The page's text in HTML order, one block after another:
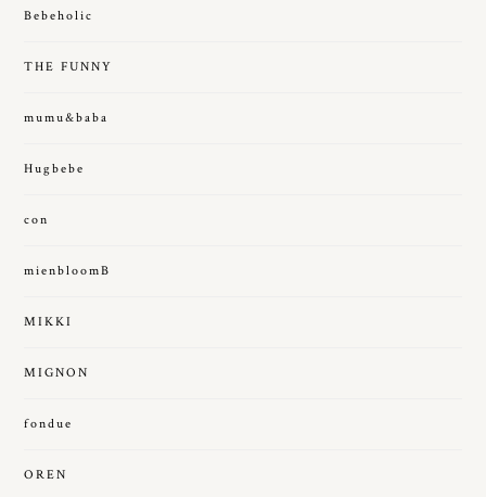
Bebeholic
THE FUNNY
mumu&baba
Hugbebe
con
mienbloomB
MIKKI
MIGNON
fondue
OREN